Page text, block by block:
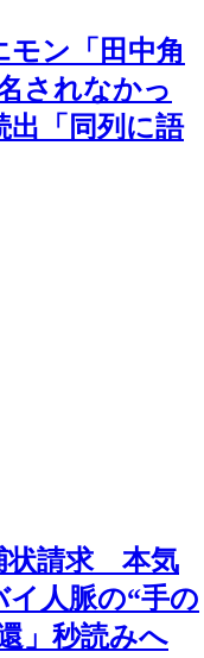
モン「田中角
されなかっ
出「同列に語
状請求 本気
イ人脈の“手の
」秒読みへ